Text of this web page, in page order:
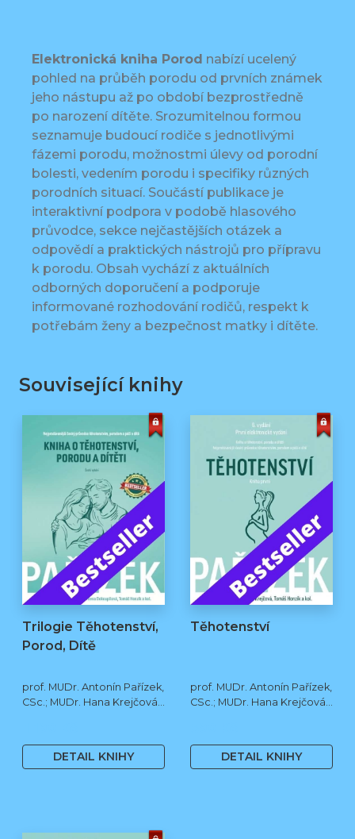
Elektronická kniha Porod nabízí ucelený
pohled na průběh porodu od prvních známek
jeho nástupu až po období bezprostředně
po narození dítěte. Srozumitelnou formou
seznamuje budoucí rodiče s jednotlivými
fázemi porodu, možnostmi úlevy od porodní
bolesti, vedením porodu i specifiky různých
porodních situací. Součástí publikace je
interaktivní podpora v podobě hlasového
průvodce, sekce nejčastějších otázek a
odpovědí a praktických nástrojů pro přípravu
k porodu. Obsah vychází z aktuálních
odborných doporučení a podporuje
informované rozhodování rodičů, respekt k
potřebám ženy a bezpečnost matky i dítěte.
Související knihy
Trilogie Těhotenství,
Porod, Dítě
prof. MUDr. Antonín Pařízek,
CSc.; MUDr. Hana Krejčová,
Tomáš Honzík, Ph.D. a kol.
DETAIL KNIHY
Těhotenství
prof. MUDr. Antonín Pařízek,
CSc.; MUDr. Hana Krejčová,
DETAIL KNIHY